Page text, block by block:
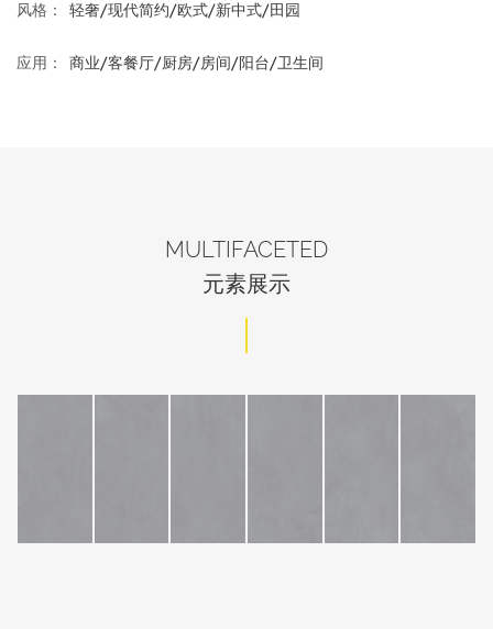
风格： 轻奢/现代简约/欧式/新中式/田园
应用： 商业/客餐厅/厨房/房间/阳台/卫生间
MULTIFACETED
元素展示